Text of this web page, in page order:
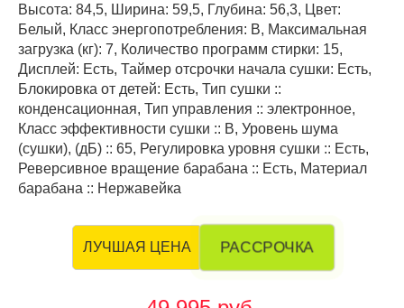
Высота: 84,5, Ширина: 59,5, Глубина: 56,3, Цвет:
Белый, Класс энергопотребления: B, Максимальная
загрузка (кг): 7, Количество программ стирки: 15,
Дисплей: Есть, Таймер отсрочки начала сушки: Есть,
Блокировка от детей: Есть, Тип сушки ::
конденсационная, Тип управления :: электронное,
Класс эффективности сушки :: B, Уровень шума
(сушки), (дБ) :: 65, Регулировка уровня сушки :: Есть,
Реверсивное вращение барабана :: Есть, Материал
барабана :: Нержавейка
ЛУЧШАЯ ЦЕНА РАССРОЧКА